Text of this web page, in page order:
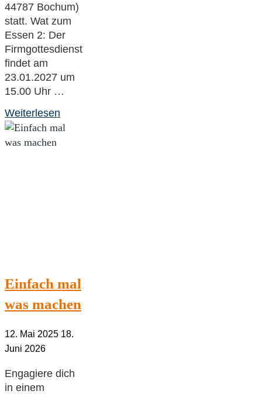
44787 Bochum)
statt. Wat zum
Essen 2: Der
Firmgottesdienst
findet am
23.01.2027 um
15.00 Uhr …
Weiterlesen
zum
Einfach mal
was machen
12. Mai 2025 18.
Juni 2026
Engagiere dich
in einem